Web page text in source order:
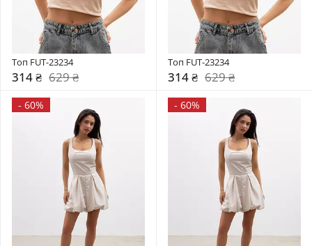
Топ FUT-23234
314 ₴ 629 ₴
Топ FUT-23234
314 ₴ 629 ₴
- 60% - 60%